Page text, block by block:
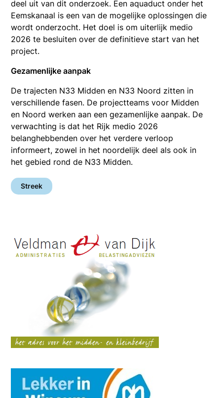
deel uit van dit onderzoek. Een aquaduct onder het
Eemskanaal is een van de mogelijke oplossingen die
wordt onderzocht. Het doel is om uiterlijk medio
2026 te besluiten over de definitieve start van het
project.
Gezamenlijke aanpak
De trajecten N33 Midden en N33 Noord zitten in
verschillende fasen. De projectteams voor Midden
en Noord werken aan een gezamenlijke aanpak. De
verwachting is dat het Rijk medio 2026
belanghebbenden over het verdere verloop
informeert, zowel in het noordelijk deel als ook in
het gebied rond de N33 Midden.
Streek